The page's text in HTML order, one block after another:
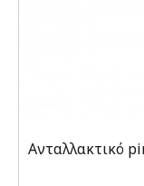
Ανταλλακτικό